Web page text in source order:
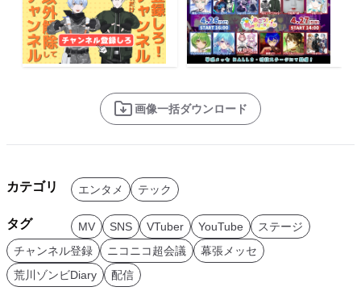
画像一括ダウンロード
カテゴリ エンタメ テック
タグ MV SNS VTuber YouTube
ステージ
チャンネル登録
ニコニコ超会議
幕張メッセ
荒川ゾンビDiary
配信